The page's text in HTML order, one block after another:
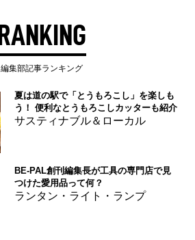
RANKING
編集部記事ランキング
夏は道の駅で「とうもろこし」を楽しも
う！ 便利なとうもろこしカッターも紹介
サスティナブル＆ローカル
BE-PAL創刊編集長が工具の専門店で見
つけた愛用品って何？
ランタン・ライト・ランプ